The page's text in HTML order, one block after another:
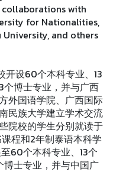
with
for Nationalities,
University, and others
开设60个本科专业、13
个博士专业，并与广西
外国语学院、广西国际
民族大学建立学术交流
院校的学生分别就读于
程和2年制泰语本科学
60个本科专业、13个
博士专业，并与中国广